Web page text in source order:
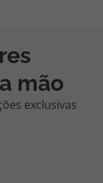
mão
exclusivas